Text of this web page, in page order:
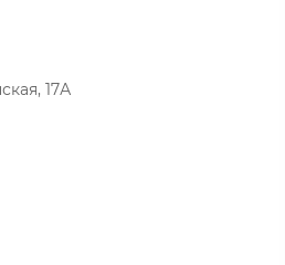
17А